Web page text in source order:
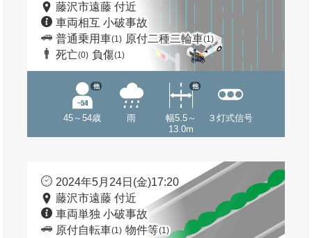
藤沢市遠藤 付近
車両相互 小破事故
普通乗用車(1) 原付二種二輪車(1)
死亡(0) 負傷(1)
45～54歳
他
雨
幅5.5～
13.0m
他
３灯式信号
2024年5月24日(金)17:20
藤沢市遠藤 付近
車両単独 小破事故
原付自転車(1) 物件等(1)